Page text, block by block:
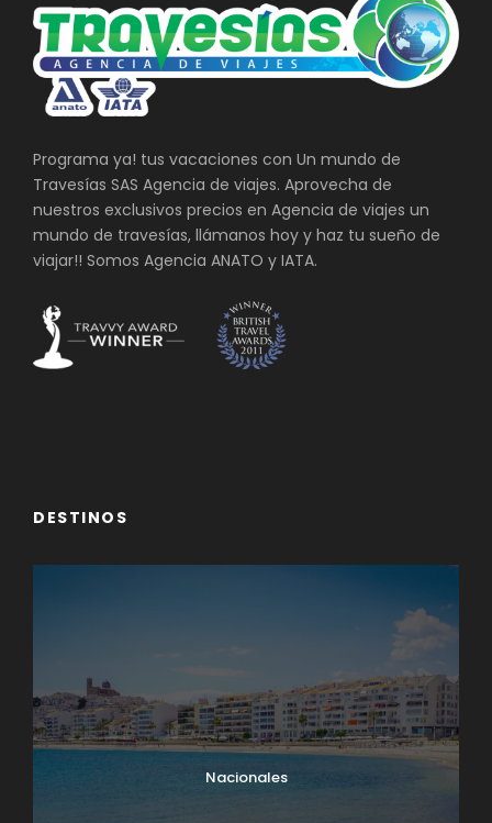
Programa ya! tus vacaciones con Un mundo de
Travesías SAS Agencia de viajes. Aprovecha de
nuestros exclusivos precios en Agencia de viajes un
mundo de travesías, llámanos hoy y haz tu sueño de
viajar!! Somos Agencia ANATO y IATA.
DESTINOS
Nacionales